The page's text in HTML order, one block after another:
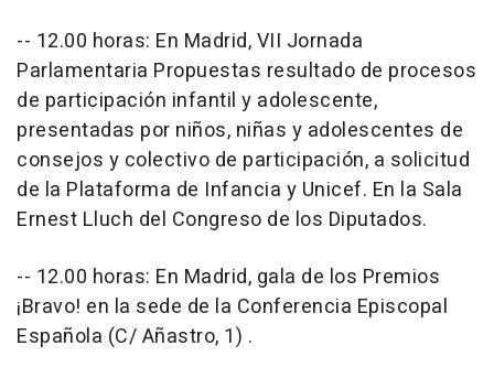
-- 12.00 horas: En Madrid, VII Jornada
Parlamentaria Propuestas resultado de procesos
de participación infantil y adolescente,
presentadas por niños, niñas y adolescentes de
consejos y colectivo de participación, a solicitud
de la Plataforma de Infancia y Unicef. En la Sala
Ernest Lluch del Congreso de los Diputados.
-- 12.00 horas: En Madrid, gala de los Premios
¡Bravo! en la sede de la Conferencia Episcopal
Española (C/ Añastro, 1) .